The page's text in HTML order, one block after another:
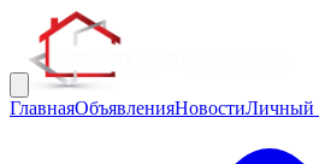
ГлавнаяОбъявленияНовостиЛичный